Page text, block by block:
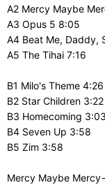
A2 Mercy Maybe
A3 Opus 5 8:05
A4 Beat Me, Daddy,
A5 The Tihai 7:16
B1 Milo's Theme 4:26
B2 Star Children 3:22
B3 Homecoming 3:03
B4 Seven Up 3:58
B5 Zim 3:58
Mercy Maybe